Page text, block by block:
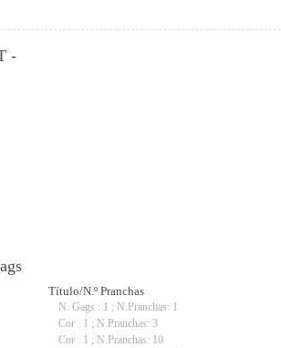
-
Título/N.º Pranchas
N. Gags : 1 ; N.Pranchas: 1
Cor : 1 ; N.Pranchas: 3
Cor : 1 ; N.Pranchas: 10